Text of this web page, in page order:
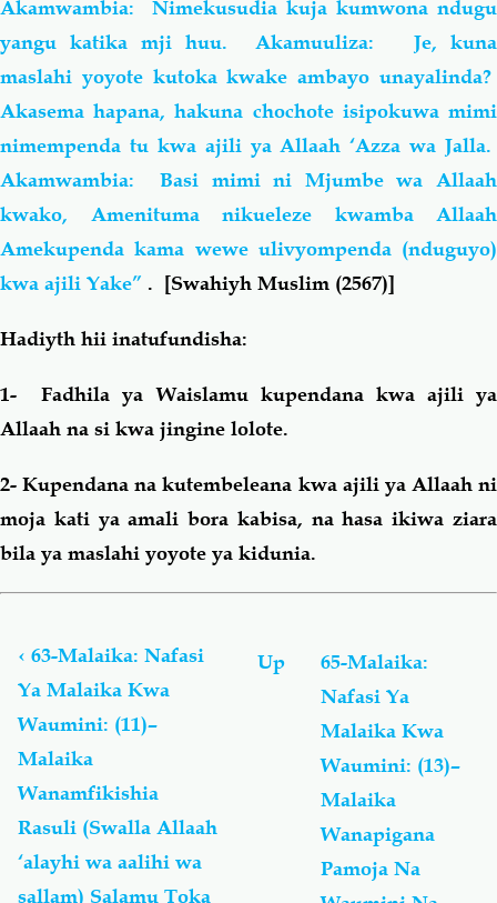
Akamwambia: Nimekusudia kuja kumwona ndugu
yangu katika mji huu. Akamuuliza: Je, kuna
maslahi yoyote kutoka kwake ambayo unayalinda?
Akasema hapana, hakuna chochote isipokuwa mimi
nimempenda tu kwa ajili ya Allaah ‘Azza wa Jalla.
Akamwambia: Basi mimi ni Mjumbe wa Allaah
kwako, Amenituma nikueleze kwamba Allaah
Amekupenda kama wewe ulivyompenda (nduguyo)
kwa ajili Yake” . [Swahiyh Muslim (2567)]
Hadiyth hii inatufundisha:
1- Fadhila ya Waislamu kupendana kwa ajili ya
Allaah na si kwa jingine lolote.
2- Kupendana na kutembeleana kwa ajili ya Allaah ni
moja kati ya amali bora kabisa, na hasa ikiwa ziara
bila ya maslahi yoyote ya kidunia.
links
for
Malaika
‹ 63-Malaika: Nafasi
Ya Malaika Kwa
Waumini: (11)–
Malaika
Wanamfikishia
Rasuli (Swalla Allaah
‘alayhi wa aalihi wa
sallam) Salamu Toka
Up
65-Malaika:
Nafasi Ya
Malaika Kwa
Waumini: (13)–
Malaika
Wanapigana
Pamoja Na